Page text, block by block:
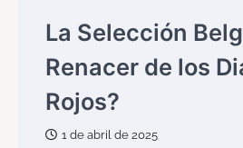
La Selección
Renacer de los
Rojos?
1 de abril de 2025